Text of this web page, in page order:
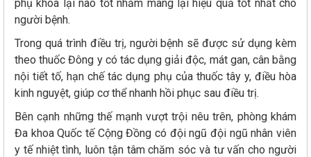
phụ khoa lại nào tốt nhằm mang lại hiệu quả tốt nhất cho
người bệnh.
Trong quá trình điều trị, người bệnh sẽ được sử dụng kèm
theo thuốc Đông y có tác dụng giải độc, mát gan, cân bằng
nội tiết tố, hạn chế tác dụng phụ của thuốc tây y, điều hòa
kinh nguyệt, giúp cơ thể nhanh hồi phục sau điều trị.
Bên cạnh những thế mạnh vượt trội nêu trên, phòng khám
Đa khoa Quốc tế Cộng Đồng có đội ngũ đội ngũ nhân viên
y tế nhiệt tình, luôn tận tâm chăm sóc và tư vấn cho người